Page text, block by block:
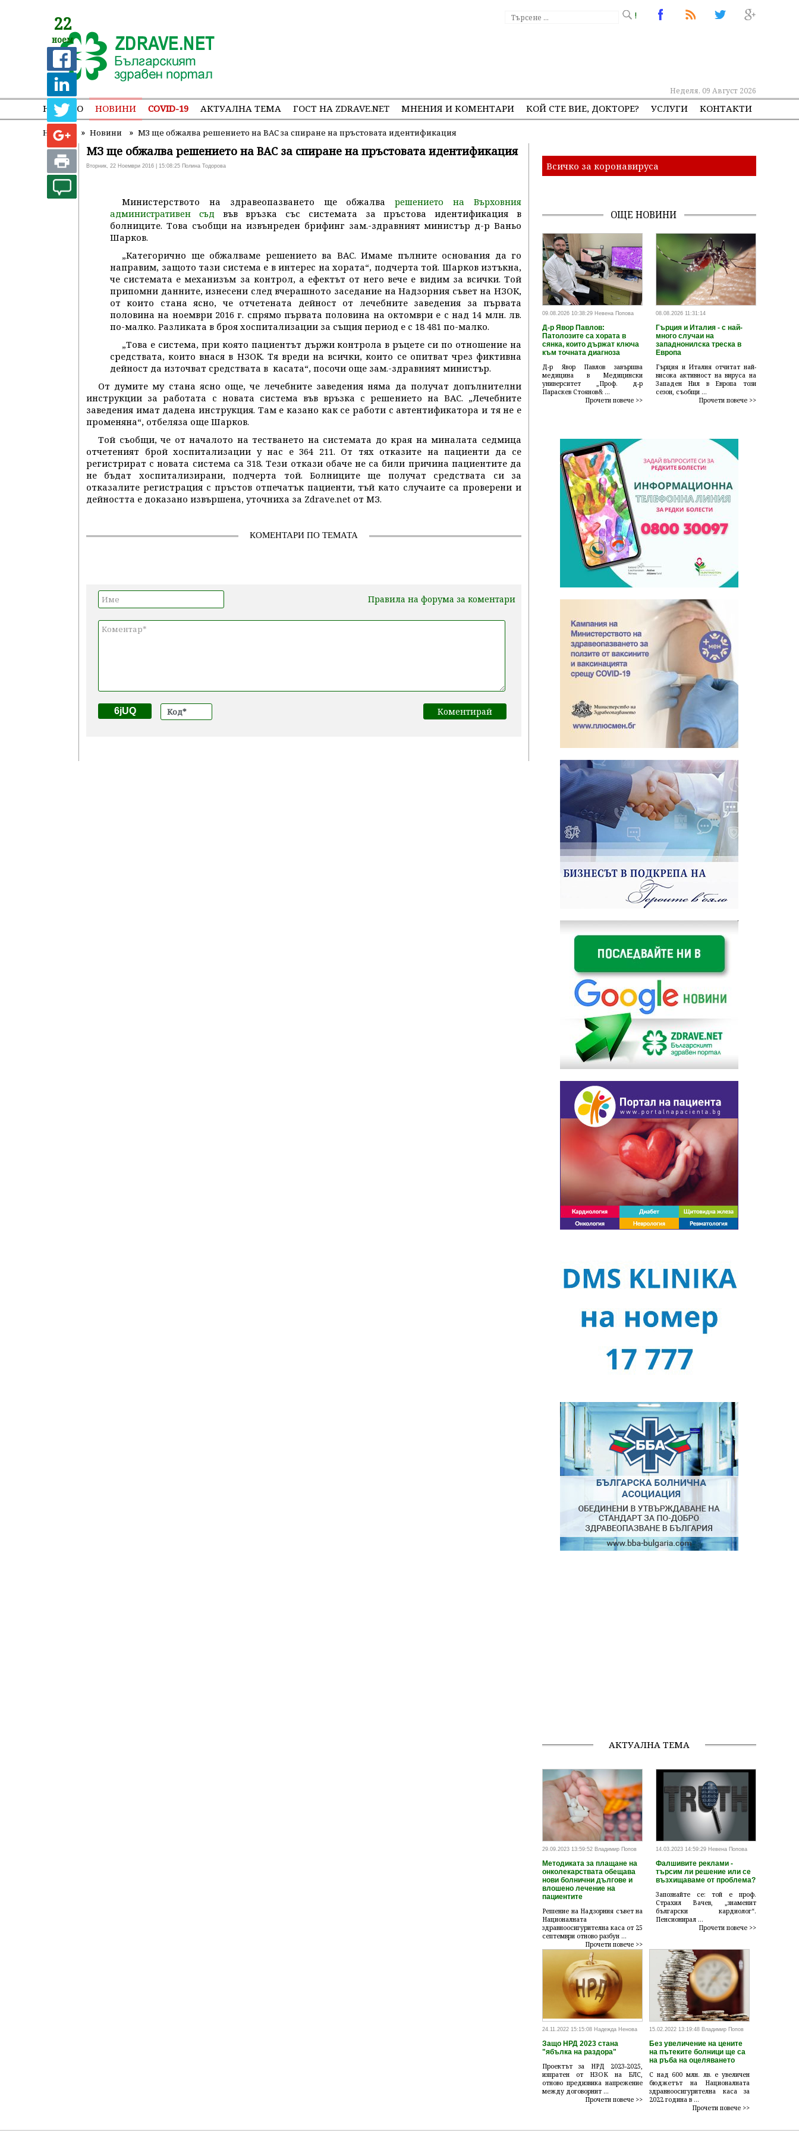
!
Неделя, 09 Август 2026
НАЧАЛО НОВИНИ COVID-19 АКТУАЛНА ТЕМА ГОСТ НА ZDRAVE.NET МНЕНИЯ И КОМЕНТАРИ КОЙ СТЕ ВИЕ, ДОКТОРЕ? УСЛУГИ КОНТАКТИ
Начало » Новини » МЗ ще обжалва решението на ВАС за спиране на пръстовата идентификация
22
ноем
МЗ ще обжалва решението на ВАС за спиране на пръстовата идентификация
Вторник, 22 Ноември 2016 | 15:08:25 Полина Тодорова
Министерството на здравеопазването ще обжалварешението на Върховния
административен съд във връзка със системата за пръстова идентификация в
болниците. Това съобщи на извънреден брифинг зам.-здравният министър д-р Ваньо
Шарков.
„Категорично ще обжалваме решението ва ВАС. Имаме пълните основания да го
направим, защото тази система е в интерес на хората“, подчерта той. Шарков изтъкна,
че системата е механизъм за контрол, а ефектът от него вече е видим за всички. Той
припомни данните, изнесени след вчерашното заседание на Надзорния съвет на НЗОК,
от които стана ясно, че отчетената дейност от лечебните заведения за първата
половина на ноември 2016 г. спрямо първата половина на октомври е с над 14 млн. лв.
по-малко. Разликата в броя хоспитализации за същия период е с 18 481 по-малко.
„Това е система, при която пациентът държи контрола в ръцете си по отношение на
средствата, които внася в НЗОК. Тя вреди на всички, които се опитват чрез фиктивна
дейност да източват средствата в касата“, посочи още зам.-здравният министър.
От думите му стана ясно още, че лечебните заведения няма да получат допълнителни
инструкции за работата с новата система във връзка с решението на ВАС. „Лечебните
заведения имат дадена инструкция. Там е казано как се работи с автентификатора и тя не е
променяна“, отбеляза още Шарков.
Той съобщи, че от началото на тестването на системата до края на миналата седмица
отчетеният брой хоспитализации у нас е 364 211. От тях отказите на пациенти да се
регистрират с новата система са 318. Тези откази обаче не са били причина пациентите да
не бъдат хоспитализирани, подчерта той. Болниците ще получат средствата си за
отказалите регистрация с пръстов отпечатък пациенти, тъй като случаите са проверени и
дейността е доказано извършена, уточниха за Zdrave.net от МЗ.
КОМЕНТАРИ ПО ТЕМАТА
Правила на форума за коментари
6jUQ
Всичко за коронавируса
ОЩЕ НОВИНИ
09.08.2026 10:38:29 Невена Попова
Д-р Явор Павлов:
Патолозите са хората в
сянка, които държат ключа
към точната диагноза
Д-р Явор Павлов завършва
медицина в Медицински
университет „Проф. д-р
Параскев Стоянов& ...
Прочети повече >>
08.08.2026 11:31:14
Гърция и Италия - с най-
много случаи на
западнонилска треска в
Европа
Гърция и Италия отчитат най-
висока активност на вируса на
Западен Нил в Европа този
сезон, съобщи ...
Прочети повече >>
АКТУАЛНА ТЕМА
29.09.2023 13:59:52 Владимир Попов
Методиката за плащане на
онколекарствата обещава
нови болнични дългове и
влошено лечение на
пациентите
Решение на Надзорния съвет на
Националната
здравноосигурителна каса от 25
септември отново разбун ...
Прочети повече >>
14.03.2023 14:59:29 Невена Попова
Фалшивите реклами -
търсим ли решение или се
възхищаваме от проблема?
Запознайте се: той е проф.
Страхил Вачев, „знаменит
български кардиолог“.
Пенсионирал ...
Прочети повече >>
24.11.2022 15:15:08 Надежда Ненова
Защо НРД 2023 стана
"ябълка на раздора"
Проектът за НРД 2023-2025,
изпратен от НЗОК на БЛС,
отново предизвика напрежение
между договорнит ...
Прочети повече >>
15.02.2022 13:19:48 Владимир Попов
Без увеличение на цените
на пътеките болници ще са
на ръба на оцеляването
С над 600 млн. лв. е увеличен
бюджетът на Националната
здравноосигурителна каса за
2022 година в ...
Прочети повече >>